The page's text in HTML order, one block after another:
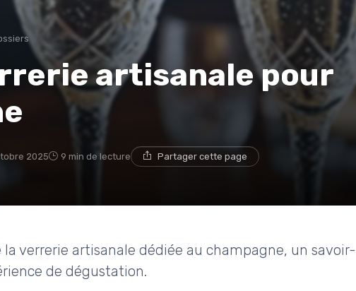
artisanale pour
2025 9 min de lecture Partager cette page
verrerie artisanale dédiée au champagne, un savoir-
de dégustation.